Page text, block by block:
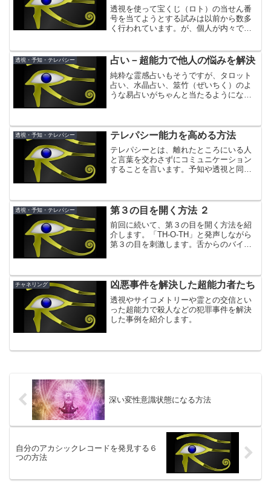
透視を使って宝くじ（ロト）の当せん番
号を当てようとする試みは以前から数多
く行われています。が、個人が内々で行
なかで超能力の実験として行われたもの
を紹介します。ジェームズ...
透視・予知・テレパシー 占い－超能力で他人の悩みを解決
純粋な霊感占いもそうですが、タロット
占い、水晶占い、筮竹（ぜいちく）のよ
うな易占いがちゃんと当たるようになる
言葉を使います）養成スク...
透視・予知・テレパシー テレパシー能力を高める方法
テレパシーとは、離れたところにいる人
と言葉を交わさずにコミュニケーション
することを言います。予知や透視と同様
できると言われています。
透視・予知・テレパシー 第３の目を開く方法 ２
前回に続いて、第３の目を開く方法を紹
介します。「TH-O-TH」と発声しながら
第３の目を刺激します。舌からのバイブ
す。
チャネリング 凶悪事件を解決した超能力者たち
透視やサイコメトリーや霊との交信とい
った超能力で殺人などの犯罪事件を解決
した事例を紹介します。
深い変性意識状態になる方法
自分のアカシックレコードを発見する６
つの方法